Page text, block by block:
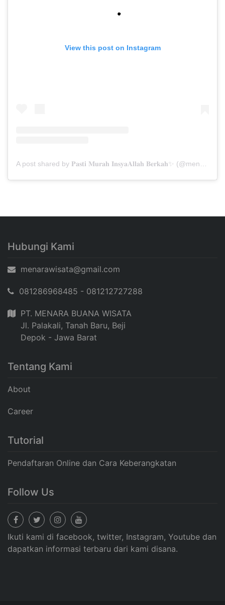
View this post on Instagram
Hubungi Kami
menarawisata@gmail.com
081286968485 - 081212727288
PT. MENARA BUANA WISATA
Jl. Palakali, Tanah Baru, Beji
Depok - Jawa Barat
Tentang Kami
About
Career
Tutorial
Pendaftaran Online dan Cara Keberangkatan
Follow Us
Ikuti kami di facebook, twitter, Instagram, Youtube dan
dapatkan informasi terbaru dari kami disana.